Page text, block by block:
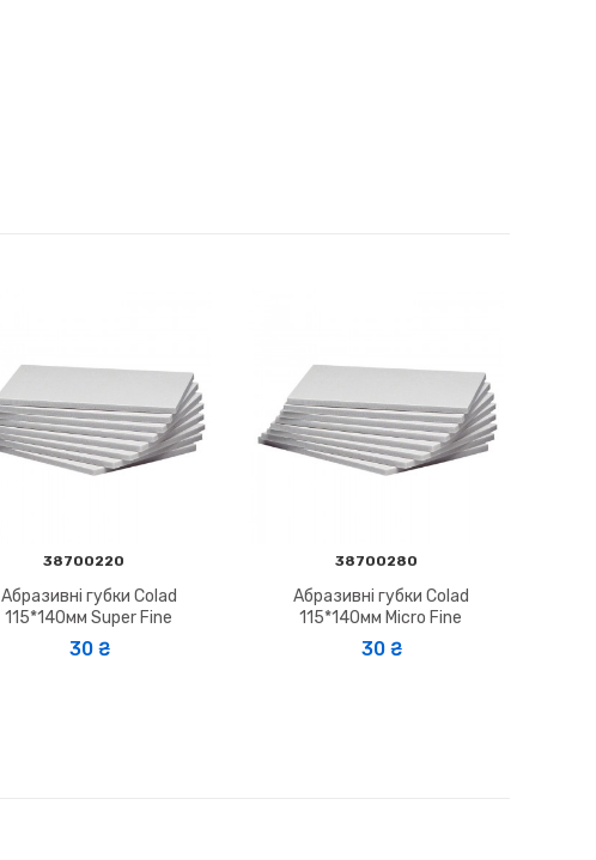
38700220
Абразивні губки Colad
115*140мм Super Fine
30 ₴
38700280
Абразивні губки Colad
115*140мм Micro Fine
30 ₴